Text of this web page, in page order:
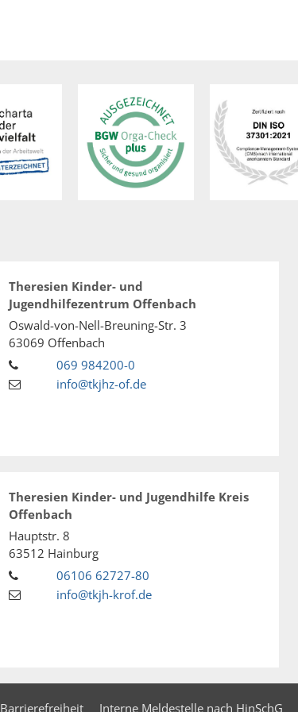
Theresien Kinder- und
Jugendhilfezentrum Offenbach
Oswald-von-Nell-Breuning-Str. 3
63069 Offenbach
069 984200-0
info@tkjhz-of.de
Theresien Kinder- und Jugendhilfe Kreis
Offenbach
Hauptstr. 8
63512 Hainburg
06106 62727-80
info@tkjh-krof.de
Barrierefreiheit Interne Meldestelle nach HinSchG